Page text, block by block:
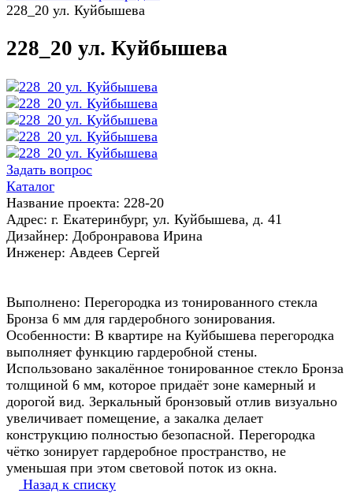
228_20 ул. Куйбышева
228_20 ул. Куйбышева
Задать вопрос
Каталог
Название проекта: 228-20
Адрес: г. Екатеринбург, ул. Куйбышева, д. 41
Дизайнер: Добронравова Ирина
Инженер: Авдеев Сергей
Выполнено: Перегородка из тонированного стекла
Бронза 6 мм для гардеробного зонирования.
Особенности: В квартире на Куйбышева перегородка
выполняет функцию гардеробной стены.
Использовано закалённое тонированное стекло Бронза
толщиной 6 мм, которое придаёт зоне камерный и
дорогой вид. Зеркальный бронзовый отлив визуально
увеличивает помещение, а закалка делает
конструкцию полностью безопасной. Перегородка
чётко зонирует гардеробное пространство, не
уменьшая при этом световой поток из окна.
Назад к списку